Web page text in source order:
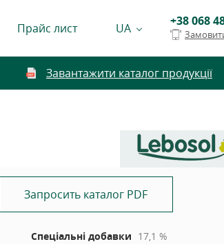
Прайс лист UA +38 068
Завантажити каталог продукції
Запросить каталог PDF
Спеціальні добавки 17,1 %